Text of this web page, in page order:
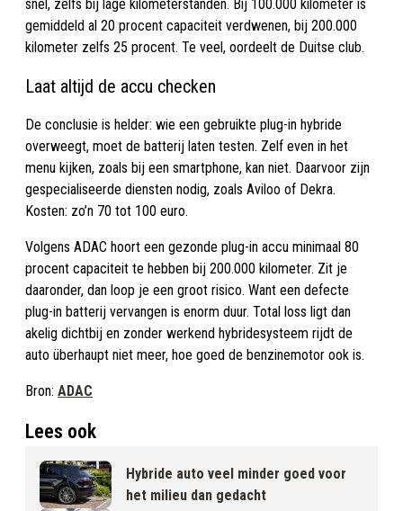
snel, zelfs bij lage kilometerstanden. Bij 100.000 kilometer is
gemiddeld al 20 procent capaciteit verdwenen, bij 200.000
kilometer zelfs 25 procent. Te veel, oordeelt de Duitse club.
Laat altijd de accu checken
De conclusie is helder: wie een gebruikte plug-in hybride
overweegt, moet de batterij laten testen. Zelf even in het
menu kijken, zoals bij een smartphone, kan niet. Daarvoor zijn
gespecialiseerde diensten nodig, zoals Aviloo of Dekra.
Kosten: zo’n 70 tot 100 euro.
Volgens ADAC hoort een gezonde plug-in accu minimaal 80
procent capaciteit te hebben bij 200.000 kilometer. Zit je
daaronder, dan loop je een groot risico. Want een defecte
plug-in batterij vervangen is enorm duur. Total loss ligt dan
akelig dichtbij en zonder werkend hybridesysteem rijdt de
auto überhaupt niet meer, hoe goed de benzinemotor ook is.
Bron: ADAC
Lees ook
Hybride auto veel minder goed voor
het milieu dan gedacht